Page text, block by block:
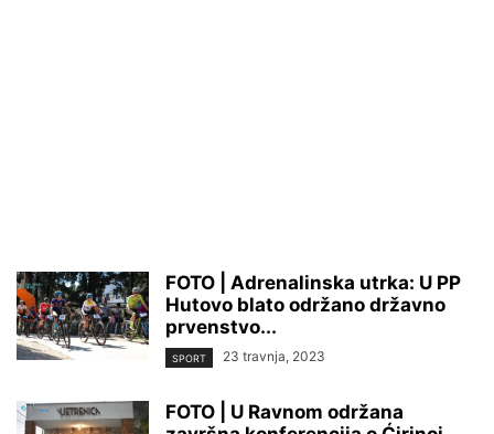
FOTO | Adrenalinska utrka: U PP
Hutovo blato održano državno
prvenstvo...
SPORT 23 travnja, 2023
FOTO | U Ravnom održana